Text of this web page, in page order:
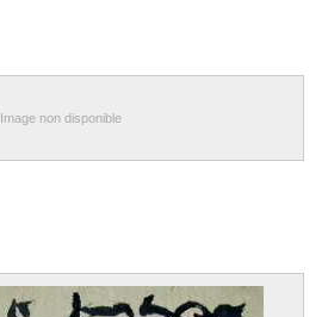
Image non disponible